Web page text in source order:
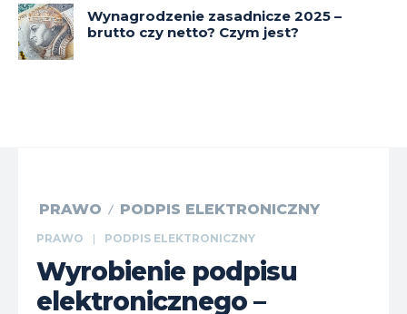
Wynagrodzenie zasadnicze 2025 –
brutto czy netto? Czym jest?